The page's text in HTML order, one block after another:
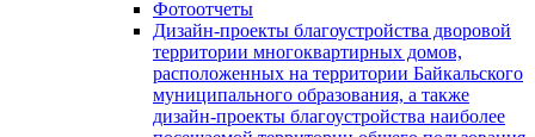
Фотоотчеты
Дизайн-проекты благоустройства дворовой
территории многоквартирных домов,
расположенных на территории Байкальского
муниципального образования, а также
дизайн-проекты благоустройства наиболее